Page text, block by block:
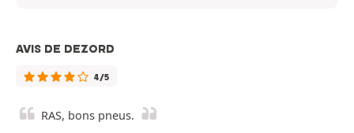
AVIS DE DEZORD
4/5
RAS, bons pneus.